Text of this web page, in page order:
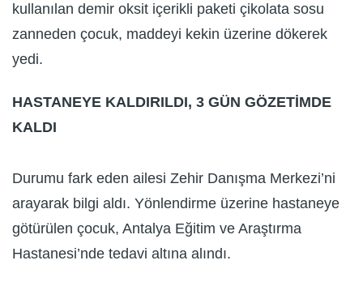
kullanılan demir oksit içerikli paketi çikolata sosu
zanneden çocuk, maddeyi kekin üzerine dökerek
yedi.
HASTANEYE KALDIRILDI, 3 GÜN GÖZETİMDE
KALDI
Durumu fark eden ailesi Zehir Danışma Merkezi’ni
arayarak bilgi aldı. Yönlendirme üzerine hastaneye
götürülen çocuk, Antalya Eğitim ve Araştırma
Hastanesi’nde tedavi altına alındı.